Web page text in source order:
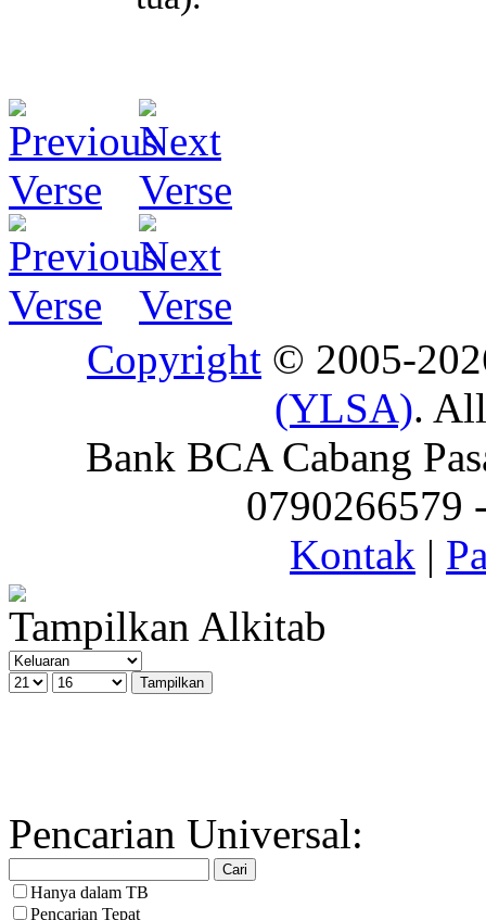
Copyright © 2005-
(YLSA).
Bank BCA Cabang
0790266579
Kontak |
Tampilkan Alkitab
Pencarian Universal:
Hanya dalam TB
Pencarian Tepat